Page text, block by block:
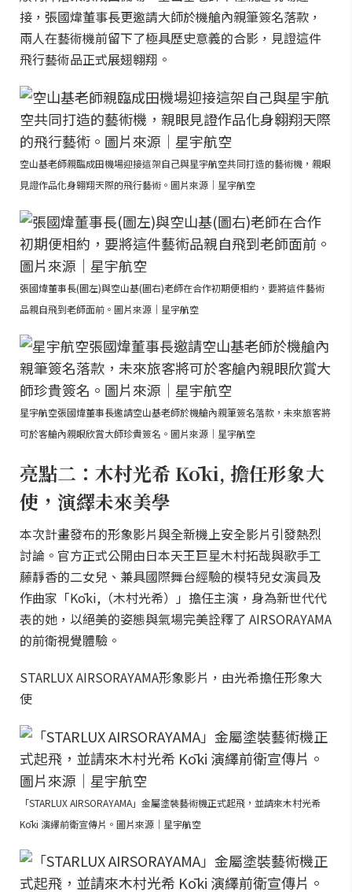
接，張國煒董事長更邀請大師於機艙內親筆簽名落款，
兩人在藝術機前留下了極具歷史意義的合影，見證這件
飛行藝術品正式展翅翱翔。
空山基老師親臨成田機場迎接這架自己與星宇航空共同打造的藝術機，親眼
見證作品化身翱翔天際的飛行藝術。圖片來源｜星宇航空
張國煒董事長(圖左)與空山基(圖右)老師在合作初期便相約，要將這件藝術
品親自飛到老師面前。圖片來源｜星宇航空
星宇航空張國煒董事長邀請空山基老師於機艙內親筆簽名落款，未來旅客將
可於客艙內親眼欣賞大師珍貴簽名。圖片來源｜星宇航空
亮點二：木村光希 Kōki, 擔任形象大
使，演繹未來美學
本次計畫發布的形象影片與全新機上安全影片引發熱烈
討論。官方正式公開由日本天王巨星木村拓哉與歌手工
藤靜香的二女兒、兼具國際舞台經驗的模特兒女演員及
作曲家「Kōki,（木村光希）」擔任主演，身為新世代代
表的她，以絕美的姿態與氣場完美詮釋了 AIRSORAYAMA
的前衛視覺體驗。
STARLUX AIRSORAYAMA形象影片，由光希擔任形象大
使
「STARLUX AIRSORAYAMA」金屬塗裝藝術機正式起飛，並請來木村光希
Kōki 演繹前衛宣傳片。圖片來源｜星宇航空